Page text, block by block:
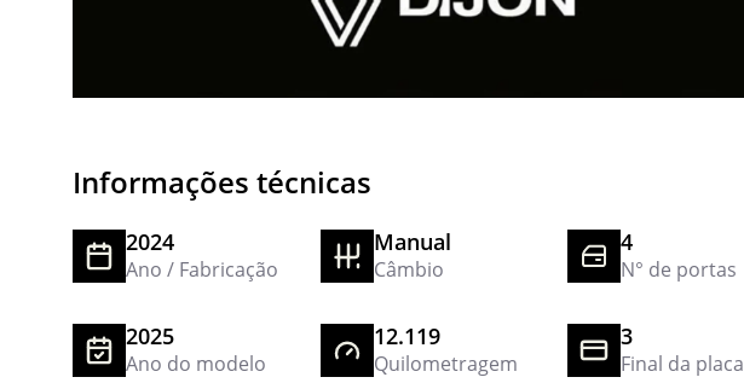
Informações técnicas
2024
Ano / Fabricação
Manual
Câmbio
4
N° de portas
2025
Ano do modelo
12.119
Quilometragem
3
Final da placa